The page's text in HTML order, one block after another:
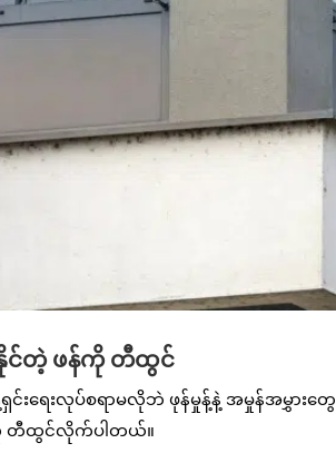
င်တဲ့ ဖန်ကို တီထွင်
းရေးလုပ်စရာမလိုဘဲ ဖုန်မှုန့်နဲ့ အမှုန်အမွှားတွေ
ကို တီထွင်လိုက်ပါတယ်။